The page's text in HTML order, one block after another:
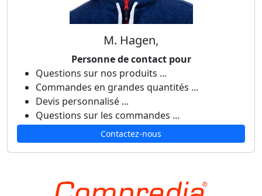
M. Hagen,
Personne de contact pour
Questions sur nos produits ...
Commandes en grandes quantités ...
Devis personnalisé ...
Questions sur les commandes ...
Contactez-nous